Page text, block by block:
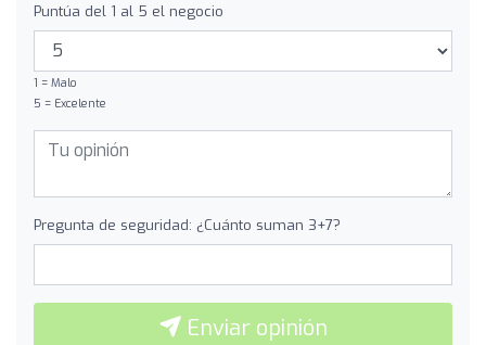
Puntúa del 1 al 5 el negocio
1 = Malo
5 = Excelente
Pregunta de seguridad: ¿Cuánto suman 3+7?
Enviar opinión